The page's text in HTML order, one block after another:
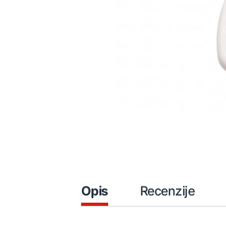
Opis Recenzije